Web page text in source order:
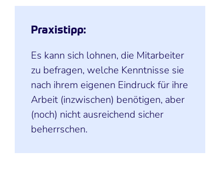
Praxistipp:
Es kann sich lohnen, die Mitarbeiter
zu befragen, welche Kenntnisse sie
nach ihrem eigenen Eindruck für ihre
Arbeit (inzwischen) benötigen, aber
(noch) nicht ausreichend sicher
beherrschen.